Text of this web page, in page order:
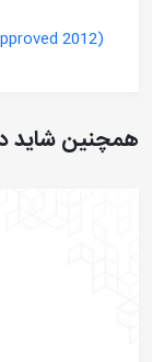
2012)
همچنین شاید